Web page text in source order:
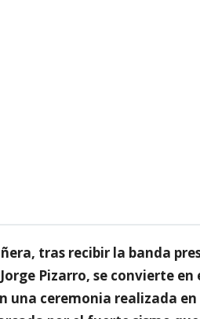
tras recibir la banda
Pizarro, se convierte
una ceremonia realizada